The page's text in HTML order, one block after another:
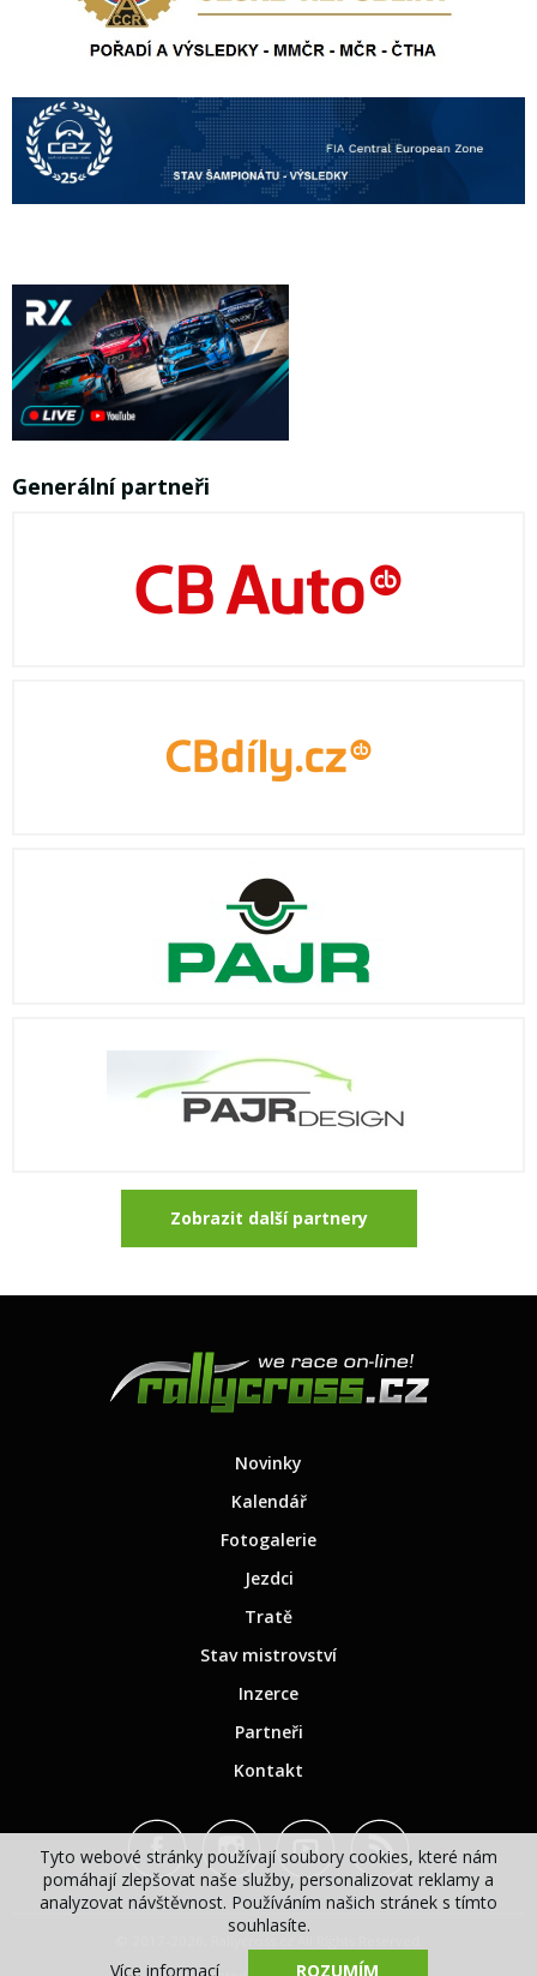
Tyto webové stránky používají soubory cookies, které nám
pomáhají zlepšovat naše služby, personalizovat reklamy a
analyzovat návštěvnost. Používáním našich stránek s tímto
souhlasíte.
Více informací
ROZUMÍM
Generální partneři
Zobrazit další partnery
Novinky
Kalendář
Fotogalerie
Jezdci
Tratě
Stav mistrovství
Inzerce
Partneři
Kontakt